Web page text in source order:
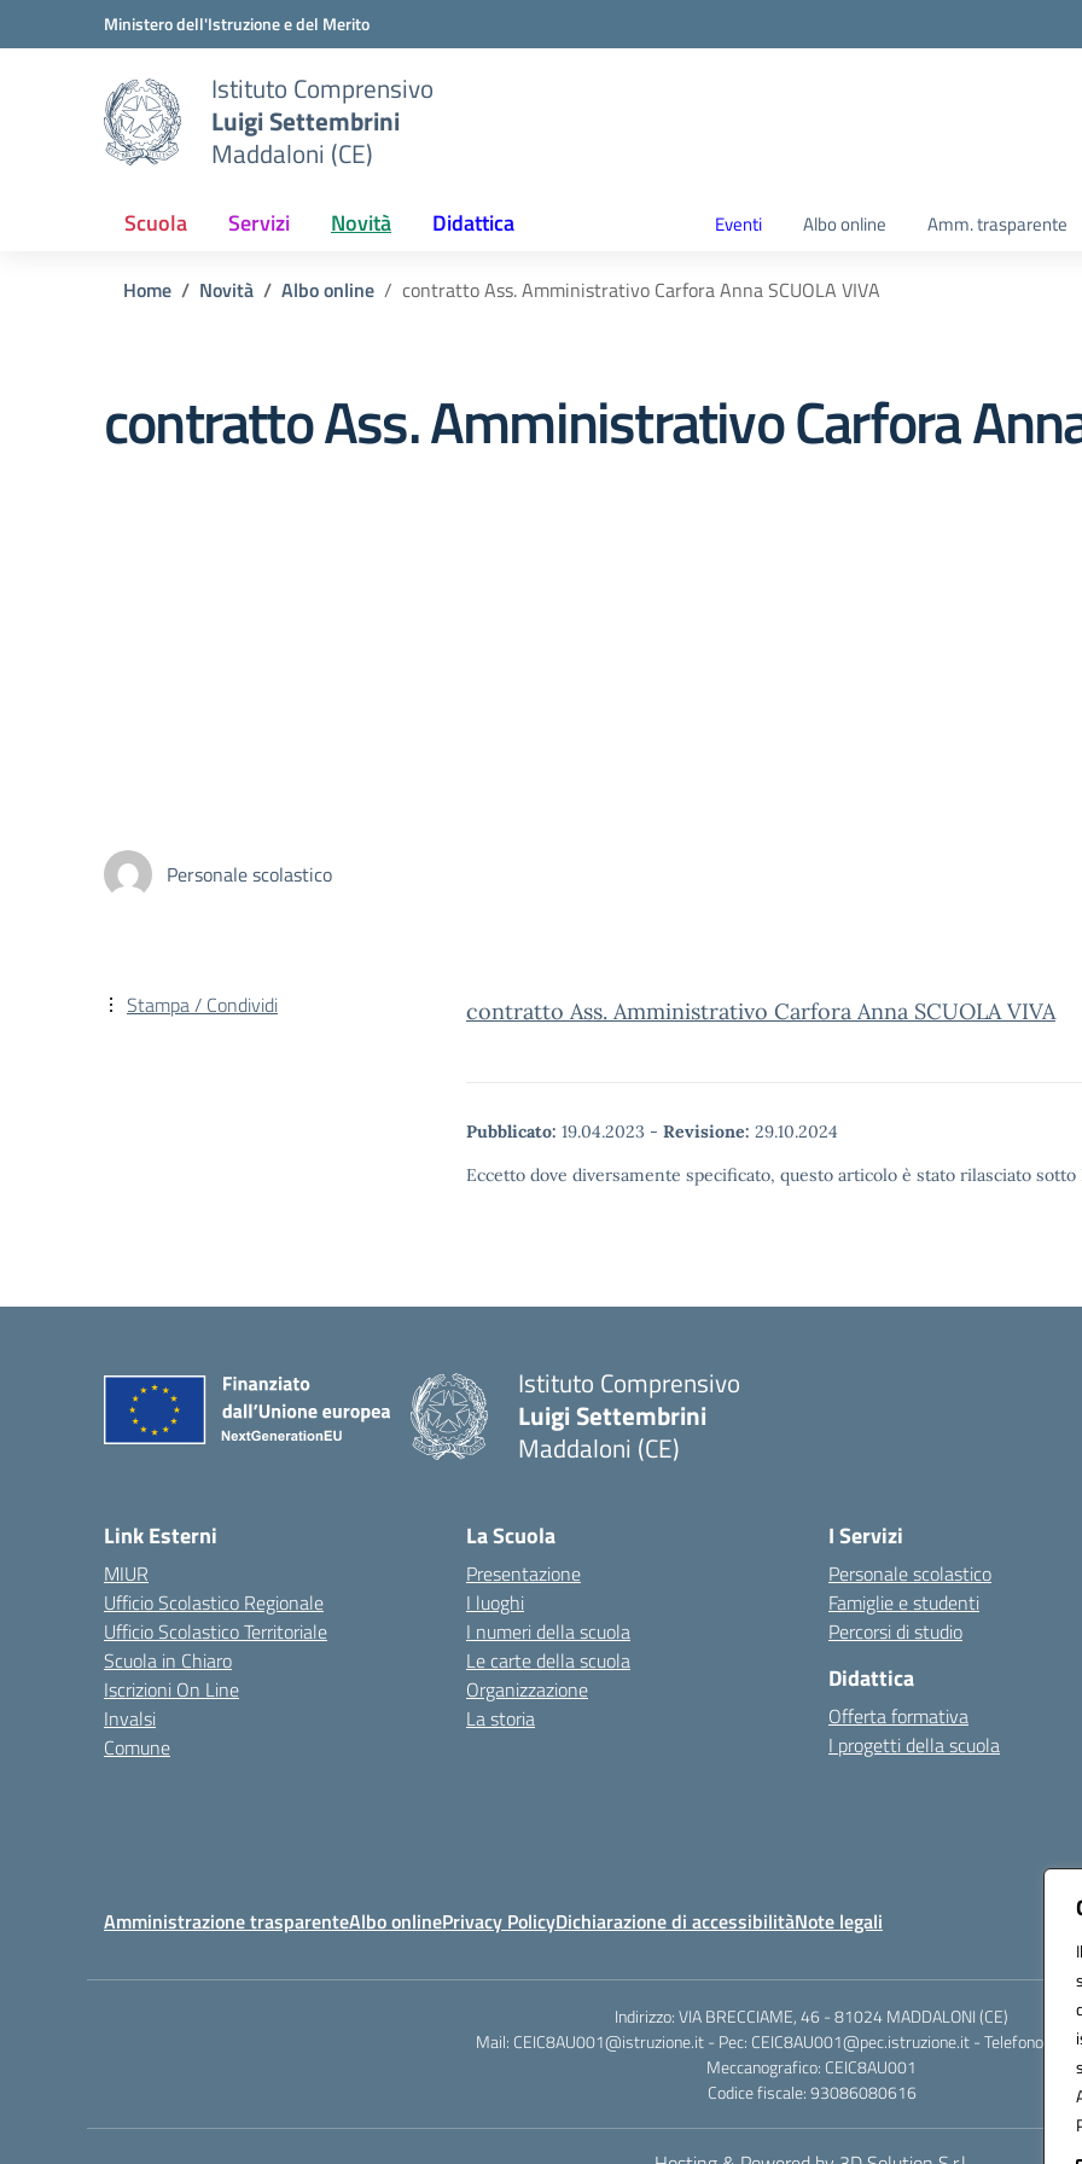
Vai ai contenuti
Vai al menu di navigazioneMinistero dell'Istruzione e del Merito
Istituto Comprensivo
Luigi Settembrini
Maddaloni (CE)
Scuola Servizi Novità Didattica Eventi Albo online Amm. trasparente
Home Novità Albo online contratto Ass. Amministrativo Carfora Anna SCUOLA VIVA
contratto Ass. Amministrativo Carfora
Personale scolastico
contratto Ass. Amministrativo Carfora Anna SCUOLA VIVA
Pubblicato: 19.04.2023 - Revisione: 29.10.2024
Eccetto dove diversamente specificato, questo articolo è stato rilasciato
Stampa / Condividi
Istituto Comprensivo
Luigi Settembrini
Maddaloni (CE)
Link Esterni
MIUR
Ufficio Scolastico Regionale
Ufficio Scolastico Territoriale
Scuola in Chiaro
Iscrizioni On Line
Invalsi
Comune
La Scuola
Presentazione
I luoghi
I numeri della scuola
Le carte della scuola
Organizzazione
La storia
I Servizi
Personale scolastico
Famiglie e studenti
Percorsi di studio
Didattica
Offerta formativa
I progetti della scuola
Amministrazione trasparenteAlbo onlinePrivacy PolicyDichiarazione di accessibilitàNote legali
Indirizzo: VIA BRECCIAME, 46 - 81024 MADDALONI (CE)
Mail: CEIC8AU001@istruzione.it - Pec: CEIC8AU001@pec.istruzione.it - Telefono:
Meccanografico: CEIC8AU001
Codice fiscale: 93086080616